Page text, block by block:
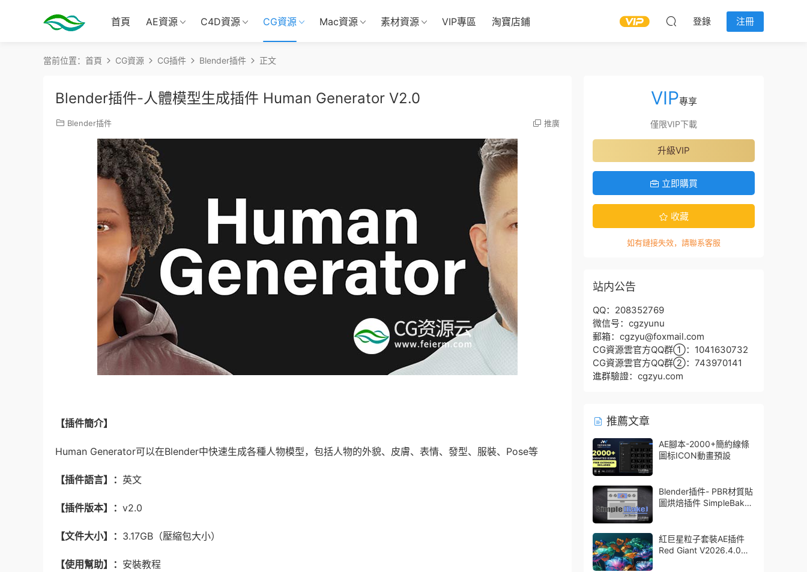
首頁 AE資源 C4D資源 CG資源 Mac資源 素材資源 VIP專區 淘寶店鋪 登錄 注冊
當前位置： 首頁 CG資源 CG插件 Blender插件 正文
Blender插件-人體模型生成插件 Human Generator V2.0
Blender插件 推廣
【插件簡介】
Human Generator可以在Blender中快速生成各種人物模型，包括人物的外貌、皮膚、表情、發型、服裝、Pose等
【插件語言】： 英文
【插件版本】： v2.0
【文件大小】： 3.17GB（壓縮包大小）
【使用幫助】： 安裝教程
VIP專享
僅限VIP下載
升級VIP
立即購買
收藏
如有鏈接失效，請聯系客服
站内公告
QQ：208352769
微信号：cgzyunu
郵箱：cgzyu@foxmail.com
CG資源雲官方QQ群①：1041630732
CG資源雲官方QQ群②：743970141
進群驗證：cgzyu.com
推薦文章
AE腳本-2000+簡約線條
圖标ICON動畫預設
Blender插件- PBR材質貼
圖烘焙插件 SimpleBake
紅巨星粒子套裝AE插件
Red Giant V2026.4.0